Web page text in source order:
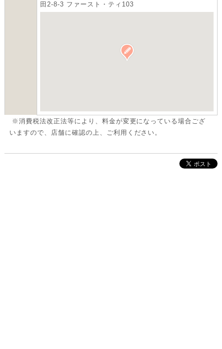
田2-8-3 ファースト・ティ103
※消費税法改正法等により、料金が変更になっている場合ござ
いますので、店舗に確認の上、ご利用ください。